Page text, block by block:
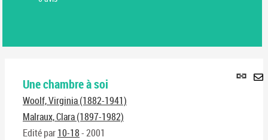
Lien
Une chambre à soi
Woolf, Virginia (1882-1941)
Malraux, Clara (1897-1982)
Edité par10-18- 2001